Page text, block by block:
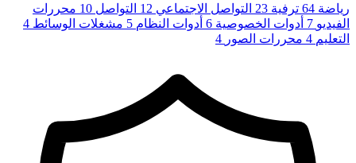
رياضة 64 ترفية 23 التواصل الاجتماعي 12 التواصل 10 محررات
الفيديو 7 أدوات الخصوصية 6 أدوات النظام 5 مشغلات الوسائط 4
التعليم 4 محررات الصور 4